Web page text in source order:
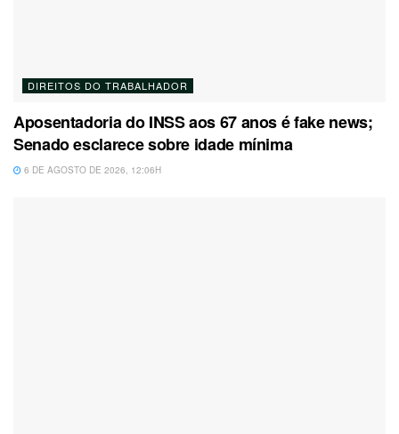
DIREITOS DO TRABALHADOR
Aposentadoria do INSS aos 67 anos é fake news;
Senado esclarece sobre idade mínima
6 DE AGOSTO DE 2026, 12:06H